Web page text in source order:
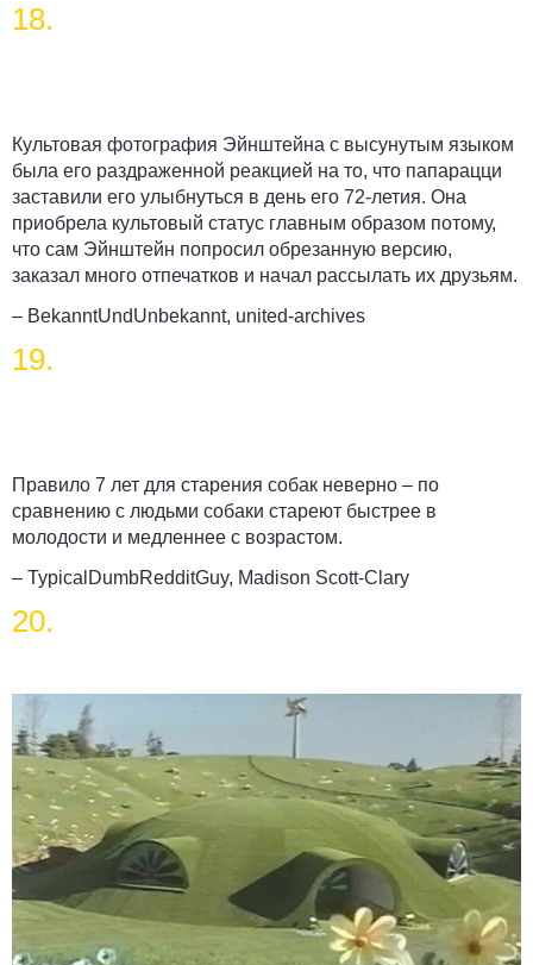
18.
Культовая фотография Эйнштейна с высунутым языком
была его раздраженной реакцией на то, что папарацци
заставили его улыбнуться в день его 72-летия. Она
приобрела культовый статус главным образом потому,
что сам Эйнштейн попросил обрезанную версию,
заказал много отпечатков и начал рассылать их друзьям.
– BekanntUndUnbekannt, united-archives
19.
Правило 7 лет для старения собак неверно – по
сравнению с людьми собаки стареют быстрее в
молодости и медленнее с возрастом.
– TypicalDumbRedditGuy, Madison Scott-Clary
20.